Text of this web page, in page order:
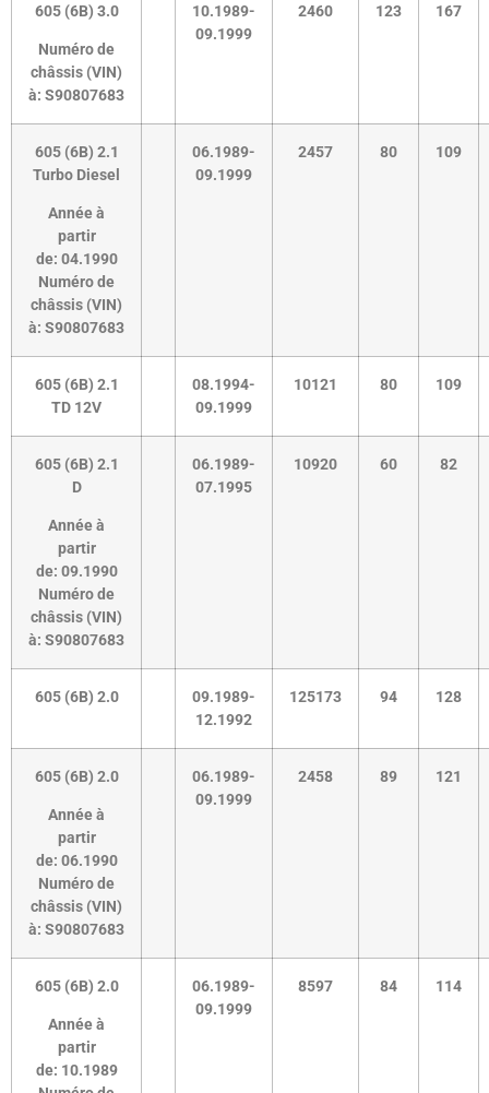
605 (6B) 3.0
Numéro de
châssis (VIN)
à: S90807683
10.1989-
09.1999
2460 123 167
605 (6B) 2.1
Turbo Diesel
Année à
partir
de: 04.1990
Numéro de
châssis (VIN)
à: S90807683
06.1989-
09.1999
2457 80 109
605 (6B) 2.1
TD 12V
08.1994-
09.1999
10121 80 109
605 (6B) 2.1
D
Année à
partir
de: 09.1990
Numéro de
châssis (VIN)
à: S90807683
06.1989-
07.1995
10920 60 82
605 (6B) 2.0
09.1989-
12.1992
125173 94 128
605 (6B) 2.0
Année à
partir
de: 06.1990
Numéro de
châssis (VIN)
à: S90807683
06.1989-
09.1999
2458 89 121
605 (6B) 2.0
Année à
partir
de: 10.1989
06.1989-
09.1999
8597 84 114